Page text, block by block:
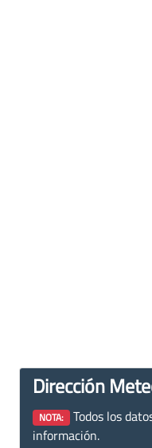
Dirección
NOTA: Todos los
información.